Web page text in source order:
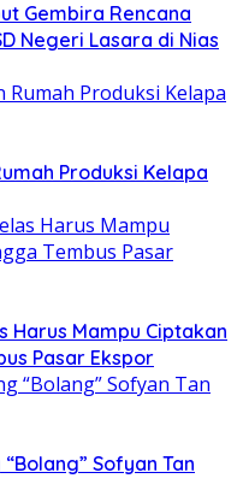
Gembira Rencana
Negeri Lasara di Nias
Produksi Kelapa
Harus Mampu Ciptakan
Pasar Ekspor
Sofyan Tan